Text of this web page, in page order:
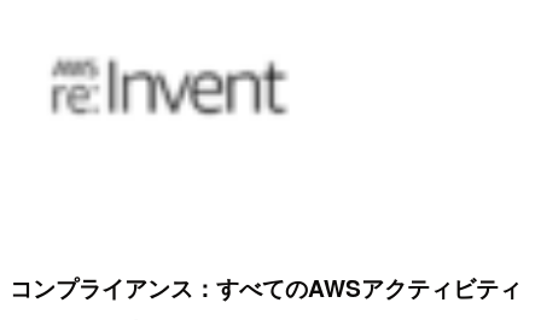
コンプライアンス：すべてのAWSアクティビティ